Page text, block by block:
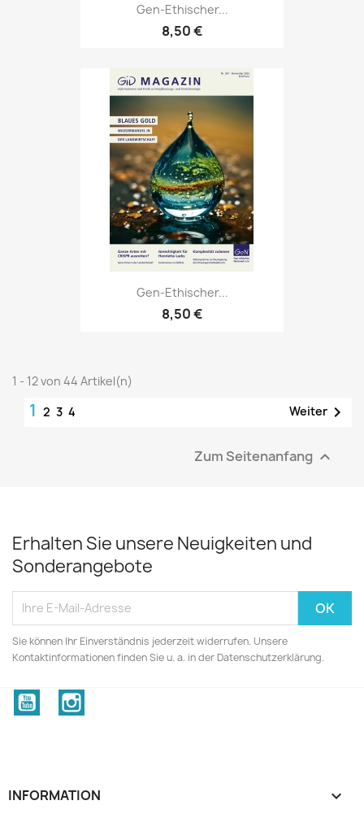
Gen-Ethischer...
8,50 €
Gen-Ethischer...
8,50 €
1 - 12 von 44 Artikel(n)
1 2 3 4 Weiter 
Zum Seitenanfang 
Erhalten Sie unsere Neuigkeiten und
Sonderangebote
Sie können Ihr Einverständnis jederzeit widerrufen. Unsere
Kontaktinformationen finden Sie u. a. in der Datenschutzerklärung.
YouTube
INFORMATION 